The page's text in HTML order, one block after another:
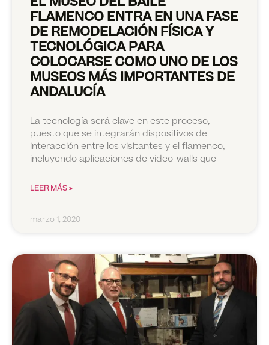
FLAMENCO ENTRA EN UNA FASE
DE REMODELACIÓN FÍSICA Y
TECNOLÓGICA PARA
COLOCARSE COMO UNO DE LOS
MUSEOS MÁS IMPORTANTES DE
ANDALUCÍA
La tecnología será clave en este proceso,
puesto que se integrarán dispositivos de
interacción entre los visitantes y el flamenco,
incluyendo aplicaciones de video-walls que
LEER MÁS »
marzo 1, 2020